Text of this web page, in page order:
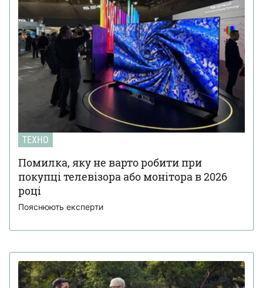
ТЕХНО
Помилка, яку не варто робити при
покупці телевізора або монітора в 2026
році
Пояснюють експерти